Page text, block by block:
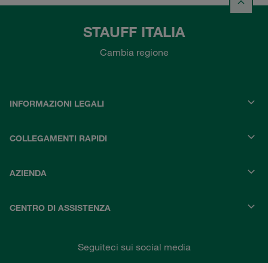
STAUFF ITALIA
Cambia regione
INFORMAZIONI LEGALI
COLLEGAMENTI RAPIDI
AZIENDA
CENTRO DI ASSISTENZA
Seguiteci sui social media